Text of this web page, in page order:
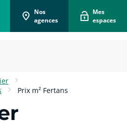
Nos
agences
Mes
espaces
Prix m² Fertans